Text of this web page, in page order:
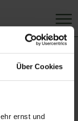
Über Cookies
ernst und